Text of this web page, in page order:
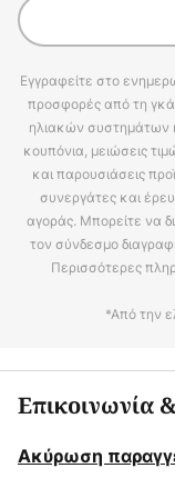
Εγγραφείτε στο
προσφορές από τη
ηλιακών συστημάτων
κουπόνια, μειώσεις
και παρουσιάσεις
συνεργάτες και
αγοράς. Μπορείτε να
τον σύνδεσμο
Περισσότερες
*Από την
Επικοινωνία
Ακύρωση